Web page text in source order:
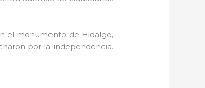
el monumento de Hidalgo,
por la independencia.